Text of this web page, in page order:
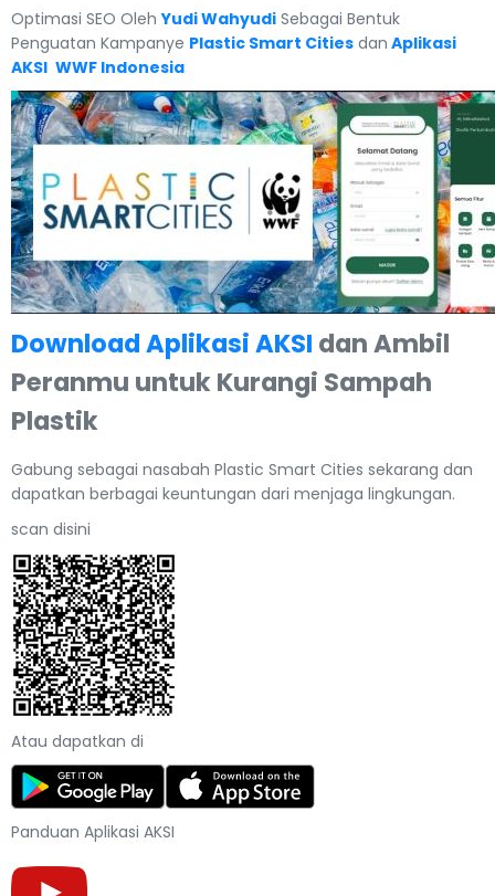
Optimasi SEO OlehYudi Wahyudi Sebagai Bentuk
Penguatan Kampanye Plastic Smart Cities dan Aplikasi
AKSI WWF Indonesia
Download Aplikasi AKSI dan Ambil
Peranmu untuk Kurangi Sampah
Plastik
Gabung sebagai nasabah Plastic Smart Cities sekarang dan
dapatkan berbagai keuntungan dari menjaga lingkungan.
scan disini
Atau dapatkan di
Panduan Aplikasi AKSI